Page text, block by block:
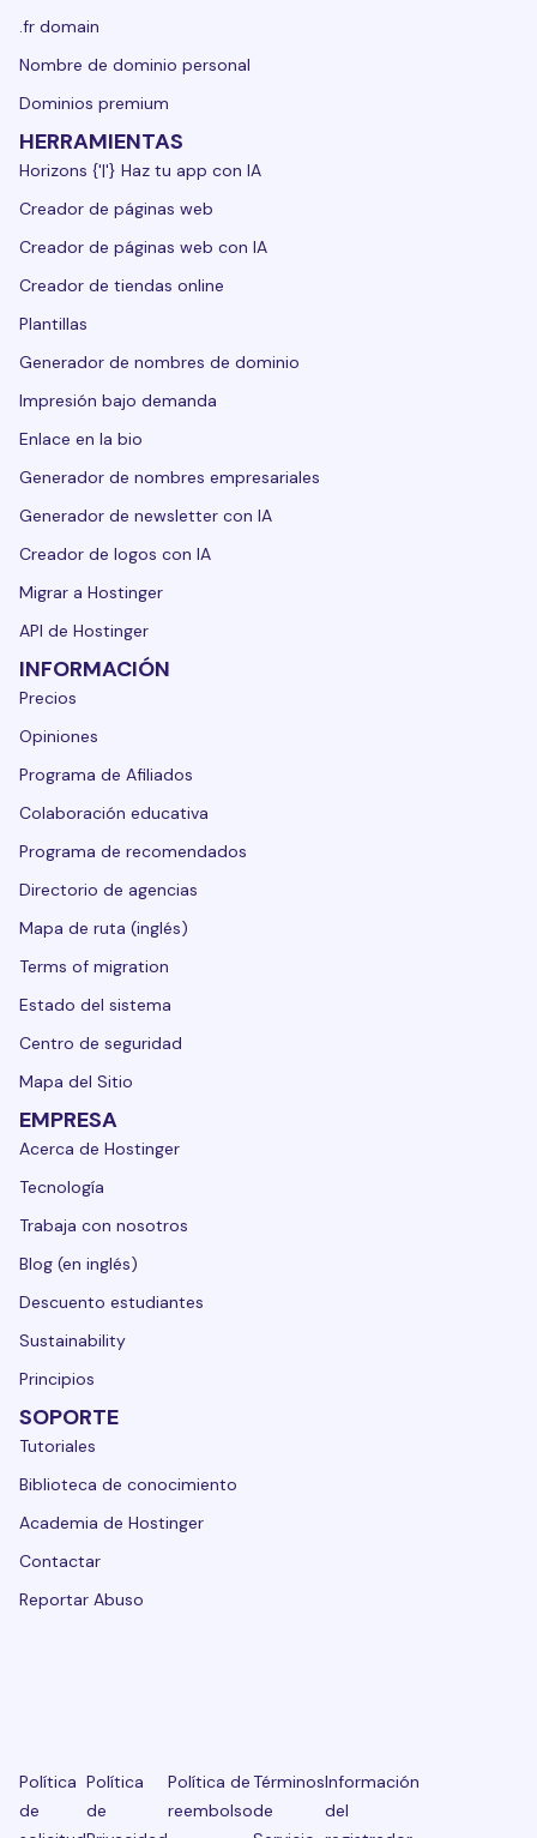
.fr domain
Nombre de dominio personal
Dominios premium
HERRAMIENTAS
Horizons {'|'} Haz tu app con IA
Creador de páginas web
Creador de páginas web con IA
Creador de tiendas online
Plantillas
Generador de nombres de dominio
Impresión bajo demanda
Enlace en la bio
Generador de nombres empresariales
Generador de newsletter con IA
Creador de logos con IA
Migrar a Hostinger
API de Hostinger
INFORMACIÓN
Precios
Opiniones
Programa de Afiliados
Colaboración educativa
Programa de recomendados
Directorio de agencias
Mapa de ruta (inglés)
Terms of migration
Estado del sistema
Centro de seguridad
Mapa del Sitio
EMPRESA
Acerca de Hostinger
Tecnología
Trabaja con nosotros
Blog (en inglés)
Descuento estudiantes
Sustainability
Principios
SOPORTE
Tutoriales
Biblioteca de conocimiento
Academia de Hostinger
Contactar
Reportar Abuso
Política
de
Política
de
Política de
reembolso
Términos
de
Información
del